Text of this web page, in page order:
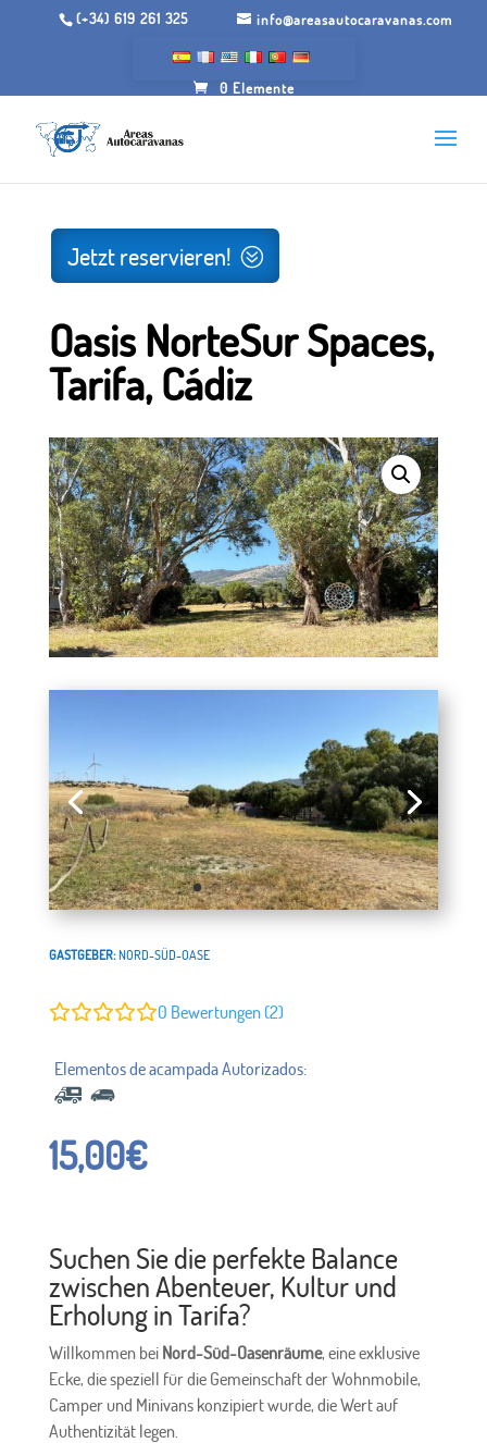
(+34) 619 261 325 info@areasautocaravanas.com
0 Elemente
Spaces, Tarifa, Cádiz
Jetzt reservieren!
Oasis NorteSur Spaces,
Tarifa, Cádiz
GASTGEBER:NORD-SÜD-OASE
0 Bewertungen (2)
15,00€
Suchen Sie die perfekte Balance
zwischen Abenteuer, Kultur und
Erholung in Tarifa?
Willkommen bei Nord-Süd-Oasenräume, eine exklusive
Ecke, die speziell für die Gemeinschaft der Wohnmobile,
Camper und Minivans konzipiert wurde, die Wert auf
Authentizität legen.